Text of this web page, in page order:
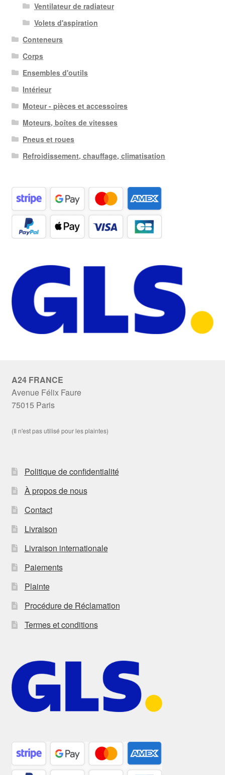
Ventilateur de radiateur
Volets d'aspiration
Conteneurs
Corps
Ensembles d'outils
Intérieur
Moteur - pièces et accessoires
Moteurs, boîtes de vitesses
Pneus et roues
Refroidissement, chauffage, climatisation
A24 FRANCE
Avenue Félix Faure
75015 Paris
(Il n'est pas utilisé pour les plaintes)
Politique de confidentialité
À propos de nous
Contact
Livraison
Livraison internationale
Paiements
Plainte
Procédure de Réclamation
Termes et conditions